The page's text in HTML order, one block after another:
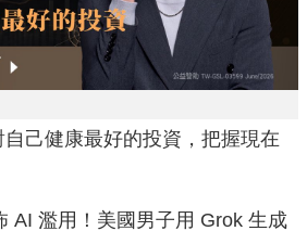
己健康最好的投資，把握現在
AI 濫用！美國男子用 Grok 生成